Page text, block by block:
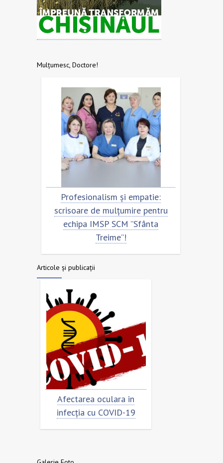
Mulțumesc, Doctore!
Profesionalism și empatie:
scrisoare de mulțumire pentru
echipa IMSP SCM ”Sfânta
Treime”!
Articole și publicații
Afectarea oculara in
infecția cu COVID-19